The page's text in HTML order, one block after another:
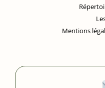
Mentions